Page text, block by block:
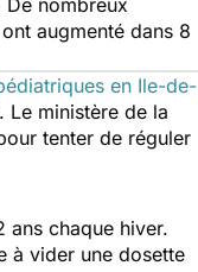
De nombreux
augmenté dans 8
en Ile-de-
Le ministère de la
tenter de réguler
ans chaque hiver.
à vider une dosette